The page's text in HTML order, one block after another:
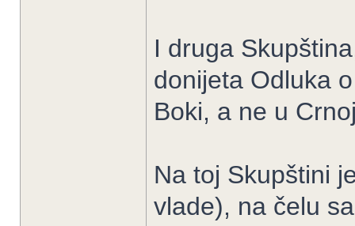
I druga
donijeta Odluka
Boki, a ne u
Na toj Skupštini
vlade), na čelu